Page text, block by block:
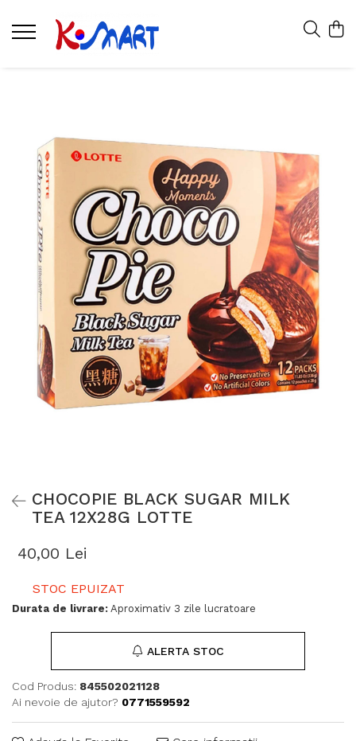
CHOCOPIE BLACK SUGAR MILK
TEA 12X28G LOTTE
40,00 Lei
STOC EPUIZAT
Durata de livrare: Aproximativ 3 zile lucratoare
ALERTA STOC
Cod Produs: 845502021128
Ai nevoie de ajutor? 0771559592